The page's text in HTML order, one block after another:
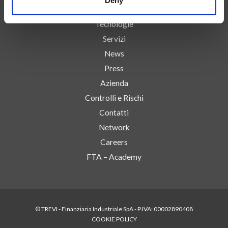
Tecnologie
Servizi
News
Press
Azienda
Controlli e Rischi
Contatti
Network
Careers
FTA – Academy
© TREVI - Finanziaria Industriale SpA - P.IVA: 00002890408
COOKIE POLICY